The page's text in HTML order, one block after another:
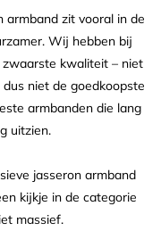
armband zit vooral in de
Wij hebben bij
kwaliteit – niet
niet de goedkoopste
armbanden die lang
uitzien.
jasseron armband
kijkje in de categorie
massief.